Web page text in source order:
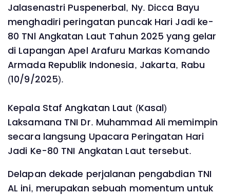
Jalasenastri Puspenerbal, Ny. Dicca Bayu
menghadiri peringatan puncak Hari Jadi ke-
80 TNl Angkatan Laut Tahun 2025 yang gelar
di Lapangan Apel Arafuru Markas Komando
Armada Republik Indonesia, Jakarta, Rabu
(10/9/2025).
Kepala Staf Angkatan Laut (Kasal)
Laksamana TNI Dr. Muhammad Ali memimpin
secara langsung Upacara Peringatan Hari
Jadi Ke-80 TNI Angkatan Laut tersebut.
Delapan dekade perjalanan pengabdian TNI
AL ini, merupakan sebuah momentum untuk